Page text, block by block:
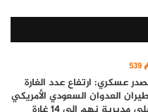
539
عسكري: ارتفاع عدد الغارة
العدوان السعودي الأمريكي